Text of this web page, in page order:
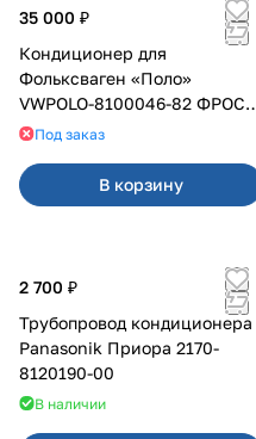
35 000 ₽
Кондиционер для
Фольксваген «Поло»
VWPOLO-8100046-82 ФРОСТ
под штатный отопитель
Под заказ
В корзину
2 700 ₽
Трубопровод кондиционера
Panasonik Приора 2170-
8120190-00
В наличии